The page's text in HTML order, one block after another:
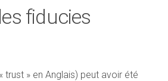
les fiducies
trust » en Anglais) peut avoir été